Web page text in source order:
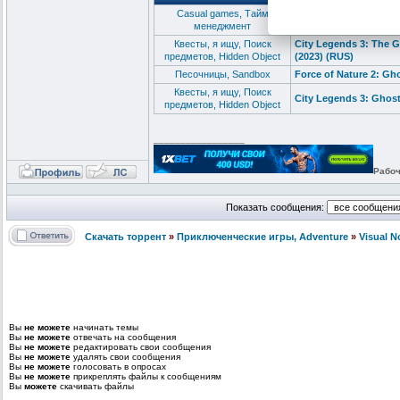
Сasual games, Тайм
менеджмент
Квесты, я ищу, Поиск
предметов, Hidden Object
City Legends 3: The
(2023) (RUS)
Песочницы, Sandbox
Force of Nature 2:
Квесты, я ищу, Поиск
предметов, Hidden Object
City Legends 3:
Показать сообщения:
Скачать торрент » Приключенческие игры, Adventure » Visual
Вы не можете начинать темы
Вы не можете отвечать на сообщения
Вы не можете редактировать свои сообщения
Вы не можете удалять свои сообщения
Вы не можете голосовать в опросах
Вы не можете прикреплять файлы к сообщениям
Вы можете скачивать файлы